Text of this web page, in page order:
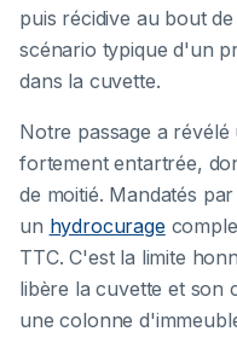
puis récidive au bout
scénario typique d'un
dans la cuvette.
Notre passage a
fortement entartrée,
de moitié. Mandatés
un hydrocurage
TTC. C'est la limite
libère la cuvette et son
une colonne